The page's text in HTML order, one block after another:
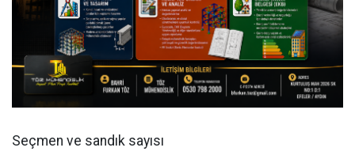
Seçmen ve sandık sayısı